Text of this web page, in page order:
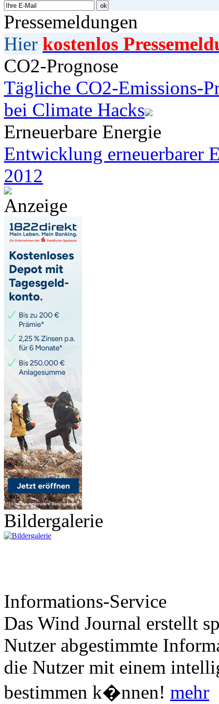
Pressemeldungen
Hier kostenlos
CO2-Prognose
Tägliche CO2-Emissions-
bei Climate Hacks
Erneuerbare Energie
Entwicklung erneuerbarer
2012
Anzeige
Bildergalerie
Informations-Service
Das Wind Journal erstellt
Nutzer abgestimmte
die Nutzer mit einem
bestimmen k�nnen! mehr